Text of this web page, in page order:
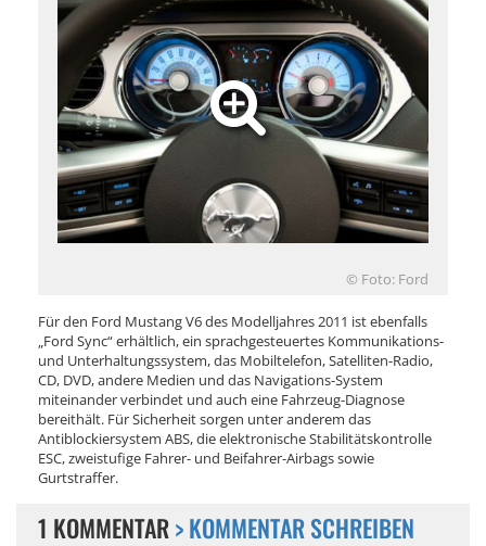
© Foto: Ford
Für den Ford Mustang V6 des Modelljahres 2011 ist ebenfalls
„Ford Sync“ erhältlich, ein sprachgesteuertes Kommunikations-
und Unterhaltungssystem, das Mobiltelefon, Satelliten-Radio,
CD, DVD, andere Medien und das Navigations-System
miteinander verbindet und auch eine Fahrzeug-Diagnose
bereithält. Für Sicherheit sorgen unter anderem das
Antiblockiersystem ABS, die elektronische Stabilitätskontrolle
ESC, zweistufige Fahrer- und Beifahrer-Airbags sowie
Gurtstraffer.
1 KOMMENTAR> KOMMENTAR SCHREIBEN